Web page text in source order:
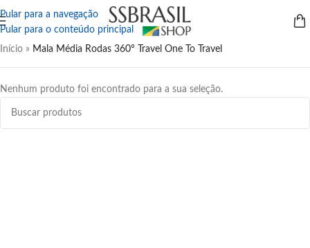
Pular para a navegação
Pular para o conteúdo principal
Início » Mala Média Rodas 360° Travel One To Travel
Nenhum produto foi encontrado para a sua seleção.